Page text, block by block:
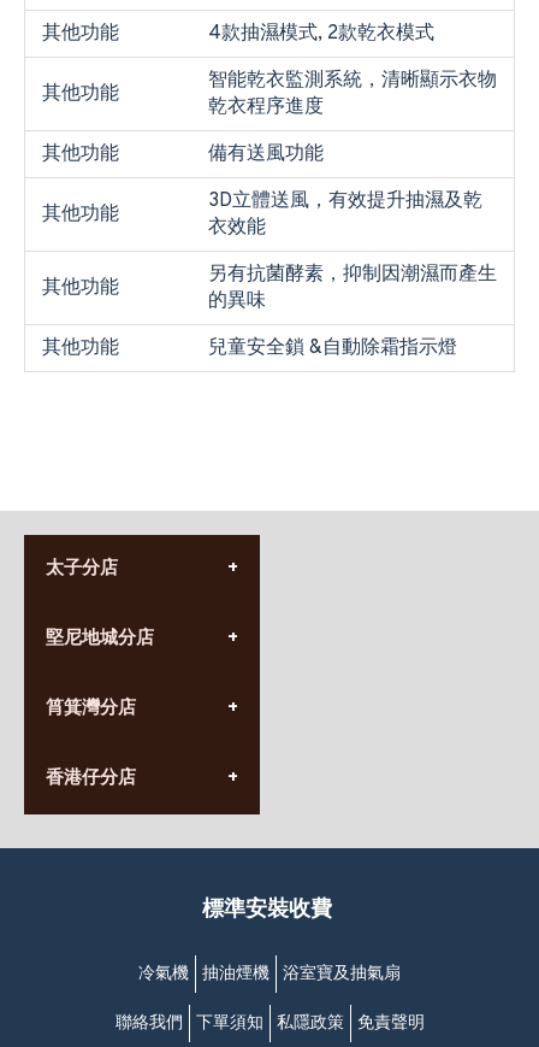
其他功能
4款抽濕模式, 2款乾衣模式
其他功能
智能乾衣監測系統，清晰顯示衣物
乾衣程序進度
其他功能
備有送風功能
其他功能
3D立體送風，有效提升抽濕及乾
衣效能
其他功能
另有抗菌酵素，抑制因潮濕而產生
的異味
其他功能
兒童安全鎖 &自動除霜指示燈
太子分店
營業時間:
九龍太子太子道西141號
堅尼地城分店
營業時間:
香港堅尼地城卑路乍街
(堅尼地城地鐵站B出口)
筲箕灣分店
營業時間:
(10:00am-20:30pm)
香港仔分店
營業時間:
香港香港仔成都道20-28號
(黃竹坑地鐵站轉4M專線小巴)
標準安裝收費
冷氣機 抽油煙機 浴室寶及抽氣扇
聯絡我們 下單須知 私隱政策 免責聲明